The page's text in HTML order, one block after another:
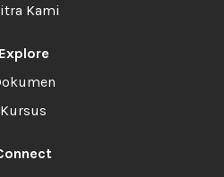
Kami
Explore
Kursus